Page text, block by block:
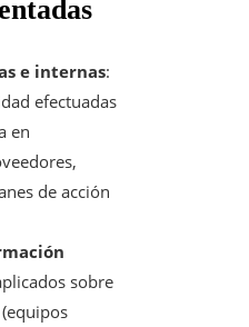
e internas:
efectuadas
en
de acción
sobre